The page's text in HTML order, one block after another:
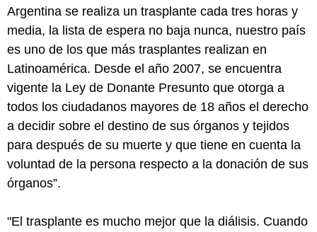
Argentina se realiza un trasplante cada tres horas y
media, la lista de espera no baja nunca, nuestro país
es uno de los que más trasplantes realizan en
Latinoamérica. Desde el año 2007, se encuentra
vigente la Ley de Donante Presunto que otorga a
todos los ciudadanos mayores de 18 años el derecho
a decidir sobre el destino de sus órganos y tejidos
para después de su muerte y que tiene en cuenta la
voluntad de la persona respecto a la donación de sus
órganos”.
"El trasplante es mucho mejor que la diálisis. Cuando